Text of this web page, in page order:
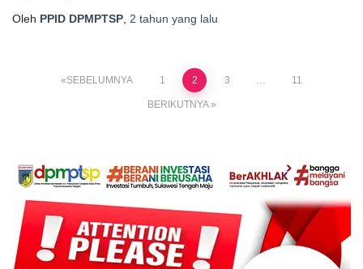
Oleh PPID DPMPTSP 2 tahun yang lalu
SEBELUMNYA 1 2 3 … 11
BERIKUTNYA